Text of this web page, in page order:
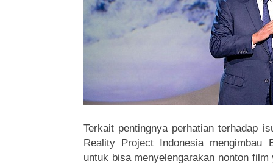
Terkait pentingnya perhatian terhadap
Reality Project Indonesia mengimbau
untuk bisa menyelengarakan nonton